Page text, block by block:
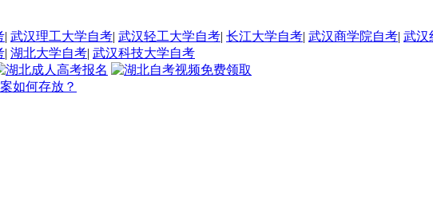
| 武汉理工大学自考| 武汉轻工大学自考| 长江大学自考| 武汉商学院自考| 武汉
| 湖北大学自考| 武汉科技大学自考
如何存放？